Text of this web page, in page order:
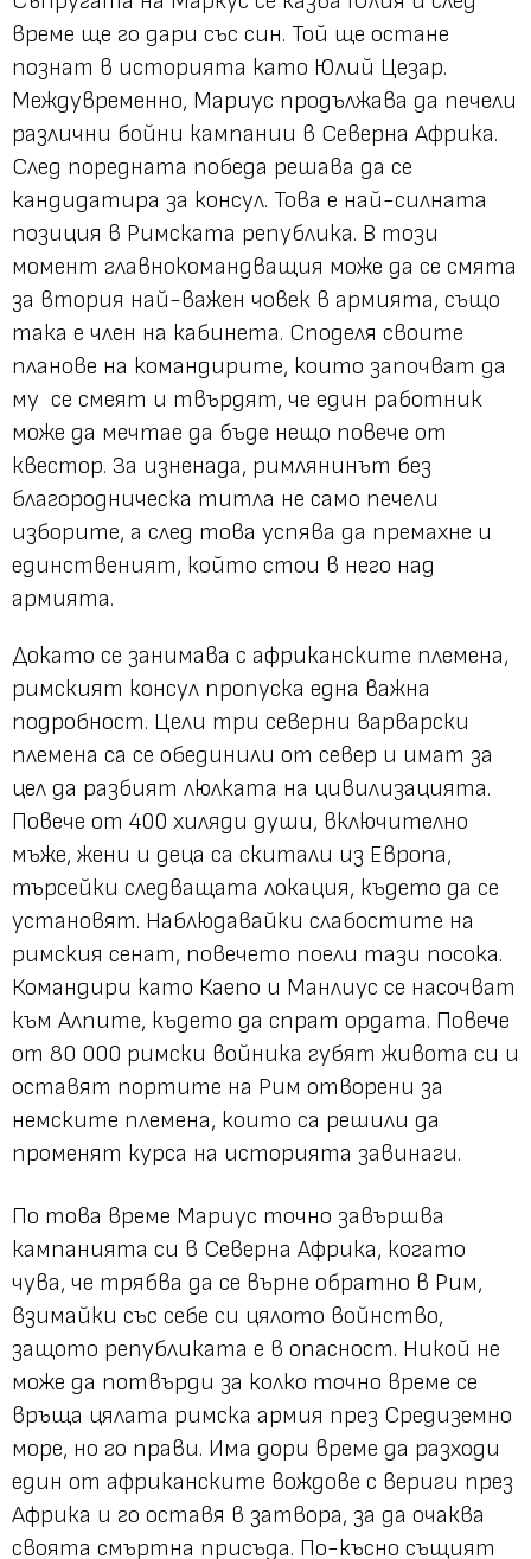
време ще го дари със син. Той ще остане
познат в историята като Юлий Цезар.
Междувременно, Мариус продължава да печели
различни бойни кампании в Северна Африка.
След поредната победа решава да се
кандидатира за консул. Това е най-силната
позиция в Римската република. В този
момент главнокомандващия може да се смята
за втория най-важен човек в армията, също
така е член на кабинета. Споделя своите
планове на командирите, които започват да
му се смеят и твърдят, че един работник
може да мечтае да бъде нещо повече от
квестор. За изненада, римлянинът без
благородническа титла не само печели
изборите, а след това успява да премахне и
единственият, който стои в него над
армията.
Докато се занимава с африканските племена,
римският консул пропуска една важна
подробност. Цели три северни варварски
племена са се обединили от север и имат за
цел да разбият люлката на цивилизацията.
Повече от 400 хиляди души, включително
мъже, жени и деца са скитали из Европа,
търсейки следващата локация, където да се
установят. Наблюдавайки слабостите на
римския сенат, повечето поели тази посока.
Командири като Каепо и Манлиус се насочват
към Алпите, където да спрат ордата. Повече
от 80 000 римски войника губят живота си и
оставят портите на Рим отворени за
немските племена, които са решили да
променят курса на историята завинаги.
По това време Мариус точно завършва
кампанията си в Северна Африка, когато
чува, че трябва да се върне обратно в Рим,
взимайки със себе си цялото войнство,
защото републиката е в опасност. Никой не
може да потвърди за колко точно време се
връща цялата римска армия през Средиземно
море, но го прави. Има дори време да разходи
един от африканските вождове с вериги през
Африка и го оставя в затвора, за да очаква
своята смъртна присъда. По-късно същият